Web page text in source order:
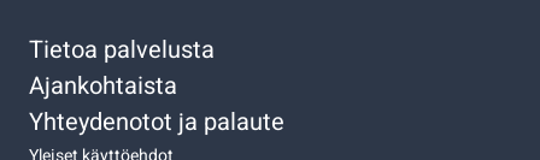
Tietoa palvelusta
Ajankohtaista
Yhteydenotot ja palaute